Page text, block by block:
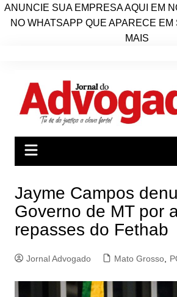
ANUNCIE SUA EMPRESA AQUI EM
NO WHATSAPP QUE APARECE
MAIS
conteúdo
Jayme Campos
Governo de MT por
repasses do Fethab
Jornal Advogado Mato Grosso,